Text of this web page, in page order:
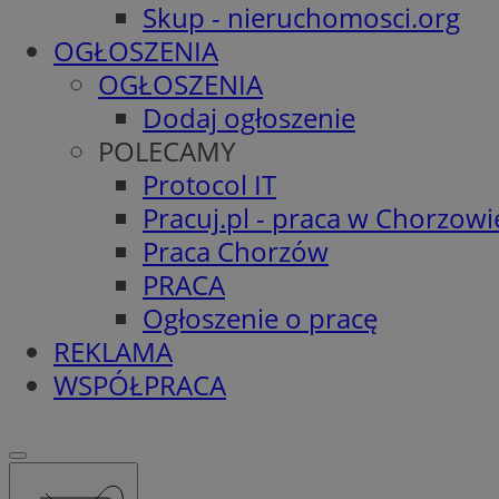
Skup - nieruchomosci.org
OGŁOSZENIA
OGŁOSZENIA
Dodaj ogłoszenie
POLECAMY
Protocol IT
Pracuj.pl - praca w
Praca Chorzów
PRACA
Ogłoszenie o pracę
REKLAMA
WSPÓŁPRACA